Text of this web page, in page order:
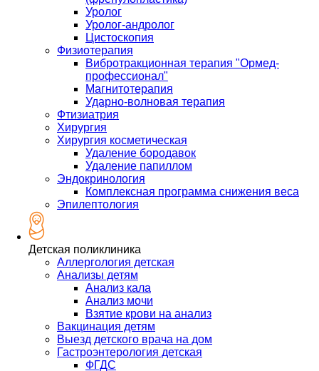
Уролог
Уролог-андролог
Цистоскопия
Физиотерапия
Вибротракционная терапия "Ормед-
профессионал"
Магнитотерапия
Ударно-волновая терапия
Фтизиатрия
Хирургия
Хирургия косметическая
Удаление бородавок
Удаление папиллом
Эндокринология
Комплексная программа снижения веса
Эпилептология
Детская поликлиника
Аллергология детская
Анализы детям
Анализ кала
Анализ мочи
Взятие крови на анализ
Вакцинация детям
Выезд детского врача на дом
Гастроэнтерология детская
ФГДС